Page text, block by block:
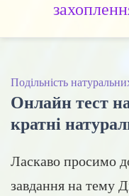
Подільність
Онлайн тест
кратні
Ласкаво просимо
завдання на тему